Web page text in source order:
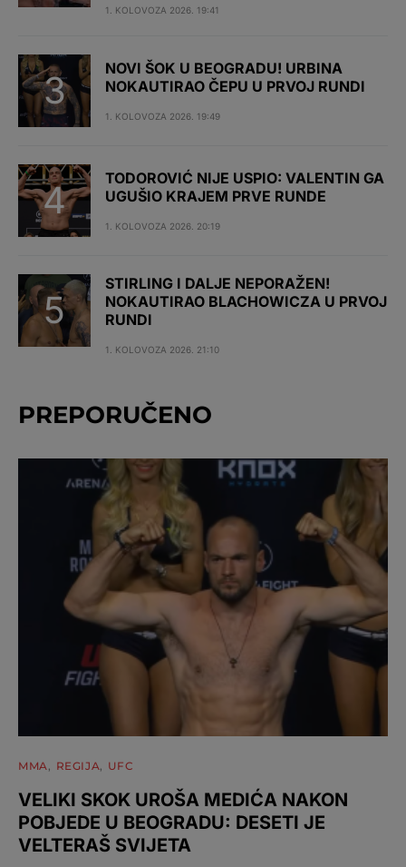
1. KOLOVOZA 2026. 19:41
NOVI ŠOK U BEOGRADU! URBINA
NOKAUTIRAO ČEPU U PRVOJ RUNDI
1. KOLOVOZA 2026. 19:49
TODOROVIĆ NIJE USPIO: VALENTIN GA
UGUŠIO KRAJEM PRVE RUNDE
1. KOLOVOZA 2026. 20:19
STIRLING I DALJE NEPORAŽEN!
NOKAUTIRAO BLACHOWICZA U PRVOJ
RUNDI
1. KOLOVOZA 2026. 21:10
PREPORUČENO
MMA REGIJA UFC
VELIKI SKOK UROŠA MEDIĆA NAKON
POBJEDE U BEOGRADU: DESETI JE
VELTERAŠ SVIJETA